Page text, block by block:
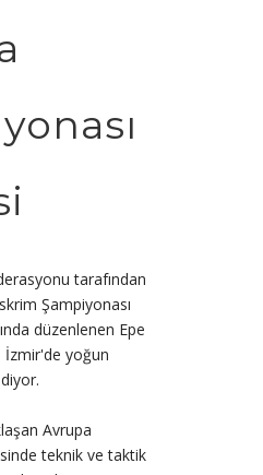
tarafından
Şampiyonası
düzenlenen Epe
İzmir'de yoğun
Avrupa
teknik ve taktik